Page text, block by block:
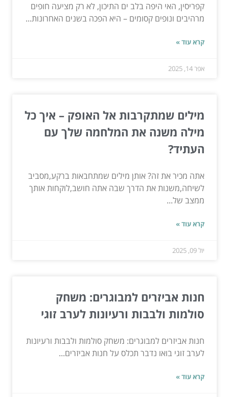
קפריסין, האי היפה בלב ים התיכון, לא רק מציעה חופים
מרהיבים ונופים קסומים – היא הפכה בשנים האחרונות...
קרא עוד »
אפר 14, 2025
מילים שמתקרבות אל האופק – איך כל
מילה משנה את המלחמה שלך עם
העתיד?
אתה מכיר את זה? אותן מילים שמתחבאות ברקע,מסביב
לשיחה,משנות את הדרך שבה אתה חושב,לוקחות אותך
ממצב של...
קרא עוד »
יול 09, 2025
חנות אביזרים למבוגרים: משחק
סולמות ולבבות ורעיונות לערב זוגי
חנות אביזרים למבוגרים: משחק סולמות ולבבות ורעיונות
לערב זוגי בואו נדבר תכלס על חנות אביזרים...
קרא עוד »